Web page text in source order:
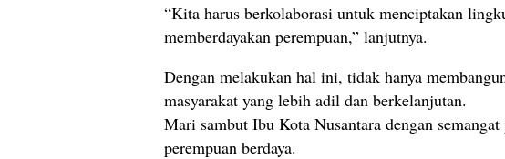
“Kita harus berkolaborasi untuk menciptakan
memberdayakan perempuan,” lanjutnya.
Dengan melakukan hal ini, tidak hanya
masyarakat yang lebih adil dan berkelanjutan.
Mari sambut Ibu Kota Nusantara dengan
perempuan berdaya.